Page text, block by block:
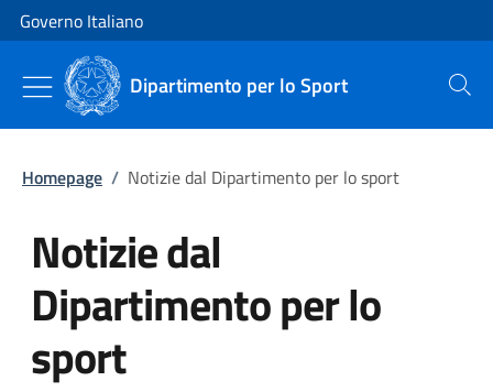
Vai al contenuto
Vai alla navigazione del sito
Governo Italiano
Dipartimento per lo Sport Cerca
Homepage / Notizie dal Dipartimento per lo sport
Notizie dal
Dipartimento per lo
sport